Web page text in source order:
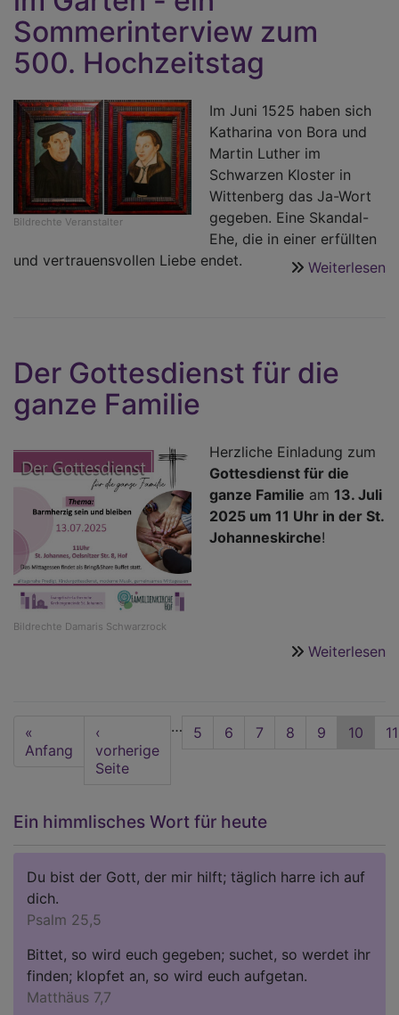
Sommerinterview zum
500. Hochzeitstag
Bildrechte Veranstalter
Im Juni 1525 haben sich
Katharina von Bora und
Martin Luther im
Schwarzen Kloster in
Wittenberg das Ja-Wort
gegeben. Eine Skandal-
Ehe, die in einer erfüllten
und vertrauensvollen Liebe endet.
Weiterlesen
Der Gottesdienst für die
ganze Familie
Bildrechte Damaris Schwarzrock
Herzliche Einladung zum
Gottesdienst für die
ganze Familie am 13. Juli
2025 um 11 Uhr in der St.
Johanneskirche!
Weiterlesen
Seitennummerierung
First
page
«
Anfang
Vorherige
Seite
‹
vorherige
Seite
… Seite
5 Seite
6 Seite
7 Seite
8 Seite
9 10 11
Ein himmlisches Wort für heute
Du bist der Gott, der mir hilft; täglich harre ich auf
dich.
Psalm 25,5
Bittet, so wird euch gegeben; suchet, so werdet ihr
finden; klopfet an, so wird euch aufgetan.
Matthäus 7,7